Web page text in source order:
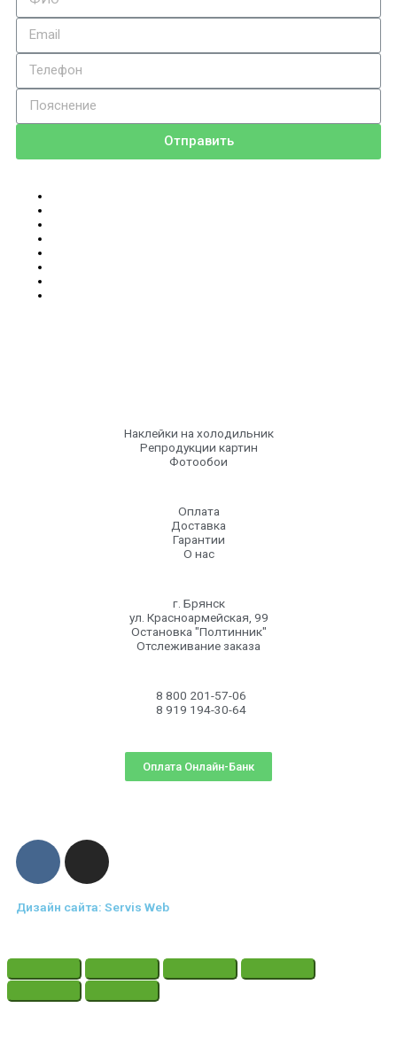
Отправить
Наклейки на холодильник
Репродукции картин
Фотообои
Оплата
Доставка
Гарантии
О нас
г. Брянск
ул. Красноармейская, 99
Остановка "Полтинник"
Отслеживание заказа
8 800 201-57-06
8 919 194-30-64
Оплата Онлайн-Банк
Дизайн сайта: Servis Web